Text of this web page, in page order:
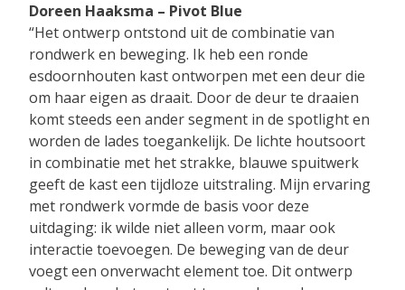
Doreen Haaksma – Pivot Blue
“Het ontwerp ontstond uit de combinatie van
rondwerk en beweging. Ik heb een ronde
esdoornhouten kast ontworpen met een deur die
om haar eigen as draait. Door de deur te draaien
komt steeds een ander segment in de spotlight en
worden de lades toegankelijk. De lichte houtsoort
in combinatie met het strakke, blauwe spuitwerk
geeft de kast een tijdloze uitstraling. Mijn ervaring
met rondwerk vormde de basis voor deze
uitdaging: ik wilde niet alleen vorm, maar ook
interactie toevoegen. De beweging van de deur
voegt een onverwacht element toe. Dit ontwerp